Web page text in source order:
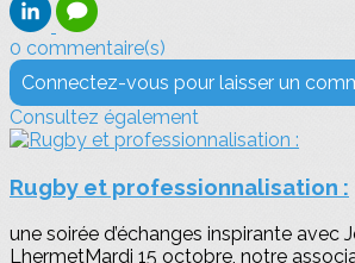
0 commentaire(s)
Connectez-vous pour laisser un
Consultez également
Rugby et professionnalisation :
une soirée d’échanges inspirante avec
LhermetMardi 15 octobre, notre